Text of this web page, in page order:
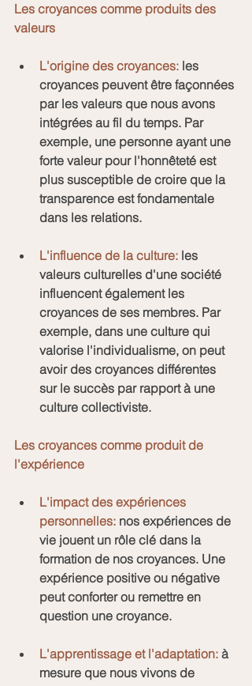
Les croyances comme produits des
valeurs
L'origine des croyances: les
croyances peuvent être façonnées
par les valeurs que nous avons
intégrées au fil du temps. Par
exemple, une personne ayant une
forte valeur pour l'honnêteté est
plus susceptible de croire que la
transparence est fondamentale
dans les relations.
L'influence de la culture: les
valeurs culturelles d'une société
influencent également les
croyances de ses membres. Par
exemple, dans une culture qui
valorise l'individualisme, on peut
avoir des croyances différentes
sur le succès par rapport à une
culture collectiviste.
Les croyances comme produit de
l'expérience
L'impact des expériences
personnelles: nos expériences de
vie jouent un rôle clé dans la
formation de nos croyances. Une
expérience positive ou négative
peut conforter ou remettre en
question une croyance.
L'apprentissage et l'adaptation: à
mesure que nous vivons de